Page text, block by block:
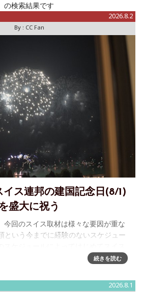
の検索結果です
2026.8.2
By : CC Fan
イス連邦の建国記念日(8/1)
を盛大に祝う
今回のスイス取材は様々な要因が重な
という今までに経験のないスケジュー
すなわちSchweizer Bundesfeiertag
続きを読む
2026.8.1